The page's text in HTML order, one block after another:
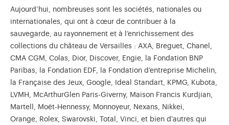
Aujourd’hui, nombreuses sont les sociétés, nationales ou
internationales, qui ont à cœur de contribuer à la
sauvegarde, au rayonnement et à l’enrichissement des
collections du château de Versailles : AXA, Breguet, Chanel,
CMA CGM, Colas, Dior, Discover, Engie, la Fondation BNP
Paribas, la Fondation EDF, la Fondation d’entreprise Michelin,
la Française des Jeux, Google, Ideal Standart, KPMG, Kubota,
LVMH, McArthurGlen Paris-Giverny, Maison Francis Kurdjian,
Martell, Moët-Hennessy, Monnoyeur, Nexans, Nikkei,
Orange, Rolex, Swarovski, Total, Vinci, et bien d'autres qui